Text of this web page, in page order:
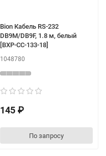
Bion Кабель RS-232
DB9M/DB9F, 1.8 м, белый
[BXP-CC-133-18]
1048780
145 ₽
По запросу